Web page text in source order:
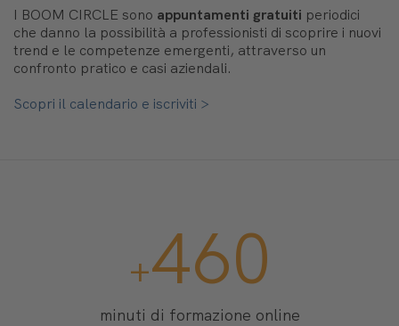
I BOOM CIRCLE sono appuntamenti gratuiti periodici
che danno la possibilità a professionisti di scoprire i nuovi
trend e le competenze emergenti, attraverso un
confronto pratico e casi aziendali.
Scopri il calendario e iscriviti >
2300
minuti di formazione online